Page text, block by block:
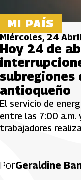
MI PAÍS
Miércoles, 24
Hoy 24 de
subregiones
antioqueño
El servicio de
entre las 7:00 a.m.
trabajadores
PorGeraldine